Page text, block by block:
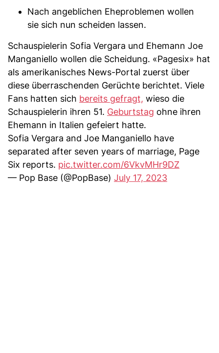
Nach angeblichen Eheproblemen wollen
sie sich nun scheiden lassen.
Schauspielerin Sofia Vergara und Ehemann Joe
Manganiello wollen die Scheidung. «Pagesix» hat
als amerikanisches News-Portal zuerst über
diese überraschenden Gerüchte berichtet. Viele
Fans hatten sich bereits gefragt, wieso die
Schauspielerin ihren 51. Geburtstag ohne ihren
Ehemann in Italien gefeiert hatte.
Sofia Vergara and Joe Manganiello have
separated after seven years of marriage, Page
Six reports. pic.twitter.com/6VkvMHr9DZ
— Pop Base (@PopBase) July 17, 2023